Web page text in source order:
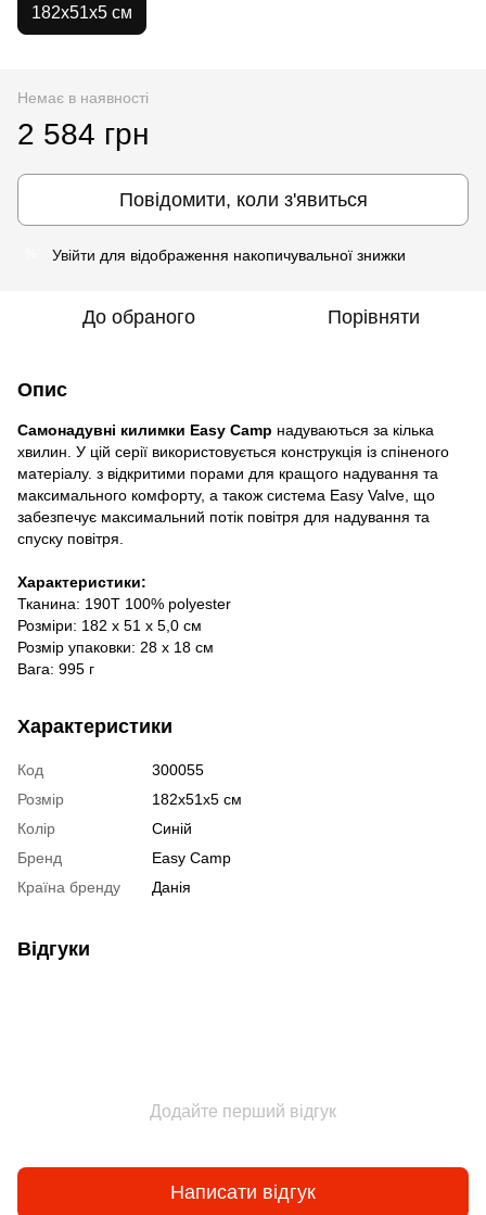
182x51x5 см
Немає в наявності
2 584 грн
Повідомити, коли з'явиться
Увійти для відображення накопичувальної знижки
До обраного Порівняти
Опис
Самонадувні килимки Easy Camp надуваються за кілька
хвилин. У цій серії використовується конструкція із спіненого
матеріалу. з відкритими порами для кращого надування та
максимального комфорту, а також система Easy Valve, що
забезпечує максимальний потік повітря для надування та
спуску повітря.
Характеристики:
Тканина: 190T 100% polyester
Розміри: 182 x 51 x 5,0 см
Розмір упаковки: 28 х 18 см
Вага: 995 г
Характеристики
Код
300055
Розмір
182x51x5 см
Колір
Синій
Бренд
Easy Camp
Країна бренду
Данія
Відгуки
Додайте перший відгук
Написати відгук